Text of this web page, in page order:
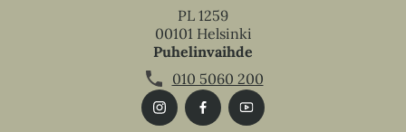
PL 1259
00101 Helsinki
Puhelinvaihde
010 5060 200